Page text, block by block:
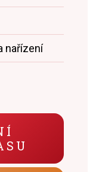
nařízení